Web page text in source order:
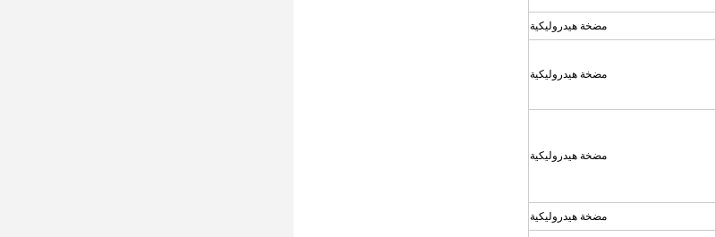
مضخة هيدروليكية
مضخة هيدروليكية
مضخة هيدروليكية
مضخة هيدروليكية